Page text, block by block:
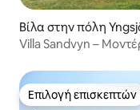
Βίλα στην πόλη
Villa Sandvyn –
Επιλογή επισκεπτών
Επιλογή επισκεπτών